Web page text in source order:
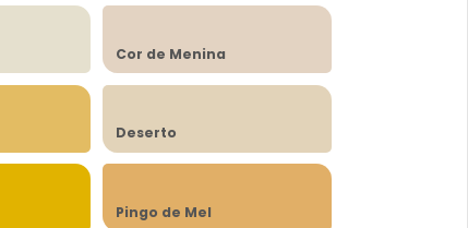
Cor de Menina
Deserto
Pingo de Mel